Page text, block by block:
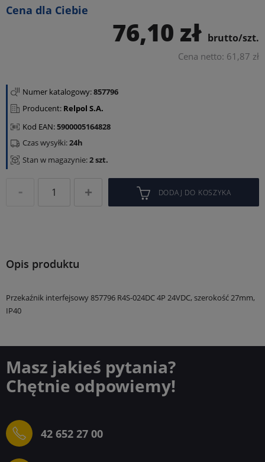
Cena dla Ciebie
76,10 zł brutto/szt.
Cena netto: 61,87 zł
Numer katalogowy:857796
Producent: Relpol S.A.
Kod EAN:5900005164828
Stan w magazynie:2 szt.
Czas wysyłki:24h
DODAJ DO KOSZYKA
Opis produktu
Przekaźnik interfejsowy 857796 R4S-024DC 4P 24VDC, szerokość 27mm,
IP40
Masz jakieś pytania?
Chętnie odpowiemy!
42 652 27 00